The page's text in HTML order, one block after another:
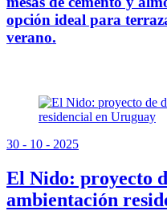
opción ideal para
verano.
30 - 10 - 2025
El Nido: proyecto
ambientación